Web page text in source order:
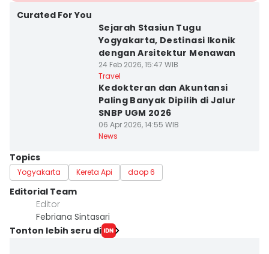
Curated For You
Sejarah Stasiun Tugu
Yogyakarta, Destinasi Ikonik
dengan Arsitektur Menawan
24 Feb 2026, 15:47 WIB
Travel
Kedokteran dan Akuntansi
Paling Banyak Dipilih di Jalur
SNBP UGM 2026
06 Apr 2026, 14:55 WIB
News
Topics
Yogyakarta Kereta Api daop 6
Editorial Team
Editor
Febriana Sintasari
Tonton lebih seru di